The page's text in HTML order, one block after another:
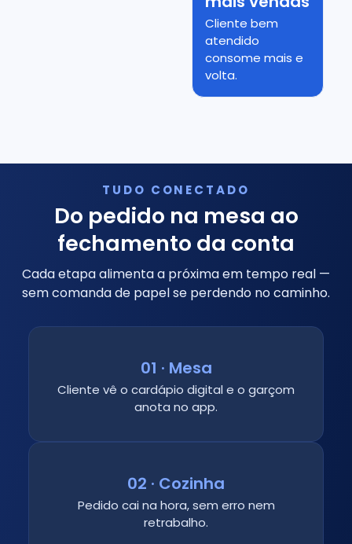
Cliente bem
atendido
consome mais e
volta.
TUDO CONECTADO
Do pedido na mesa ao
fechamento da conta
Cada etapa alimenta a próxima em tempo real —
sem comanda de papel se perdendo no caminho.
01 · Mesa
Cliente vê o cardápio digital e o garçom
anota no app.
02 · Cozinha
Pedido cai na hora, sem erro nem
retrabalho.